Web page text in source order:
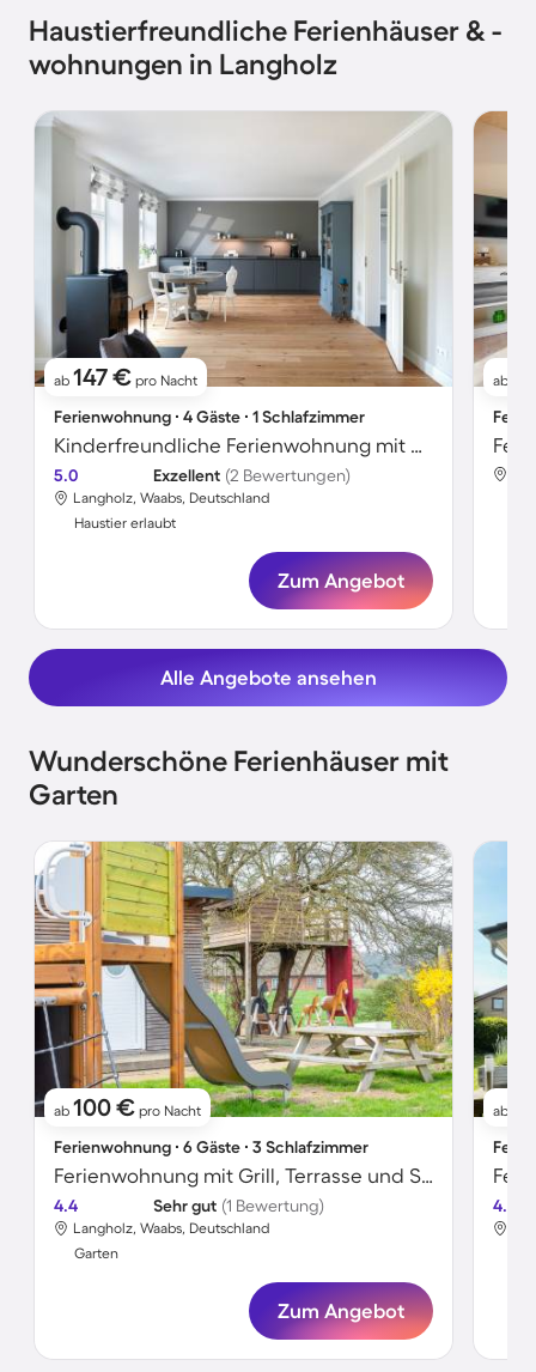
Haustierfreundliche Ferienhäuser & -
wohnungen in Langholz
ab 147 € pro Nacht
Ferienwohnung ∙ 4 Gäste ∙ 1 Schlafzimmer
Kinderfreundliche Ferienwohnung mit Garten, Terrasse und Sauna | Haustierfreundlich
5.0 Exzellent (2 Bewertungen)
Langholz, Waabs, Deutschland
Haustier erlaubt
Zum Angebot
ab
Alle Angebote ansehen
Wunderschöne Ferienhäuser mit
Garten
ab 100 € pro Nacht
Ferienwohnung ∙ 6 Gäste ∙ 3 Schlafzimmer
Ferienwohnung mit Grill, Terrasse und Sauna | Seeblick
4.4 Sehr gut (1 Bewertung)
Langholz, Waabs, Deutschland
Garten
Zum Angebot
ab
4.2